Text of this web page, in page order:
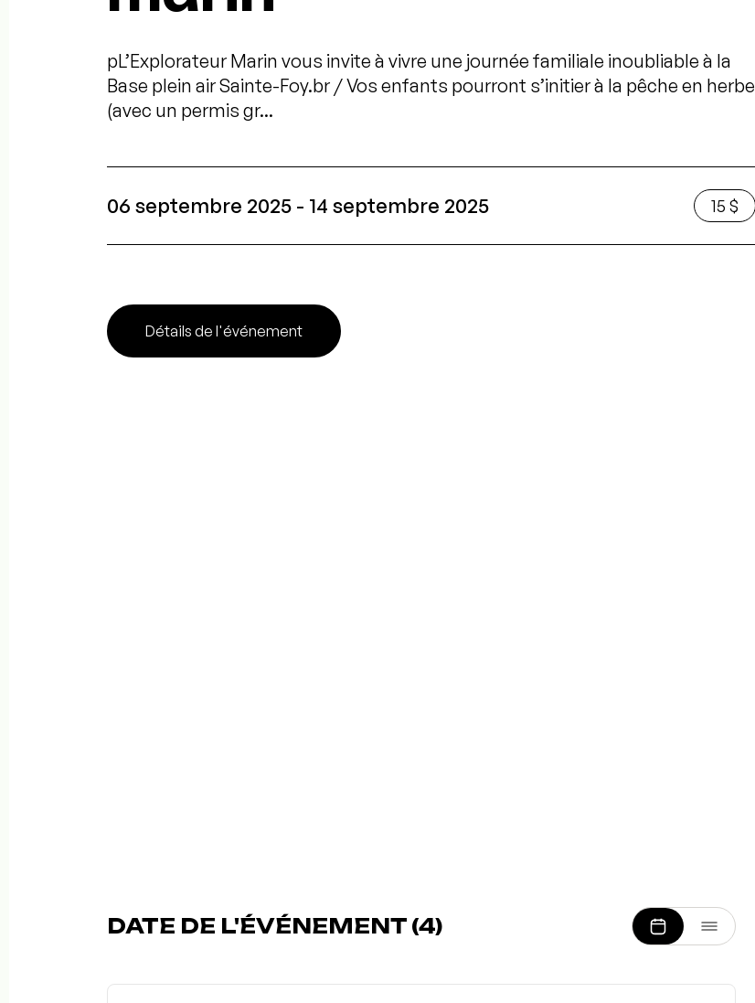
pL’Explorateur Marin vous invite à vivre une journée familiale inoubliable à la
Base plein air Sainte-Foy.br / Vos enfants pourront s’initier à la pêche en herbe
(avec un permis gr...
06 septembre 2025 - 14 septembre 2025 15 $
Détails de l'événement
DATE DE L'ÉVÉNEMENT (4)